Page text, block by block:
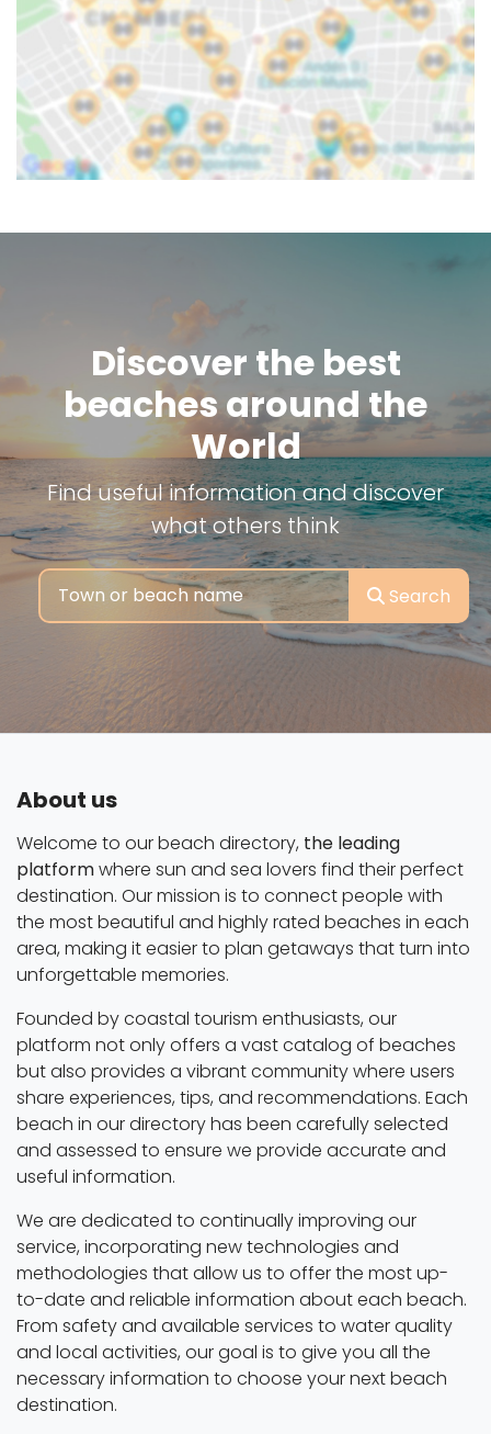
Discover the best
beaches around the
World
Find useful information and discover
what others think
Search
About us
Welcome to our beach directory, the leading
platformwhere sun and sea lovers find their perfect
destination. Our mission is to connect people with
the most beautiful and highly rated beaches in each
area, making it easier to plan getaways that turn into
unforgettable memories.
Founded by coastal tourism enthusiasts, our
platform not only offers a vast catalog of beaches
but also provides a vibrant community where users
share experiences, tips, and recommendations. Each
beach in our directory has been carefully selected
and assessed to ensure we provide accurate and
useful information.
We are dedicated to continually improving our
service, incorporating new technologies and
methodologies that allow us to offer the most up-
to-date and reliable information about each beach.
From safety and available services to water quality
and local activities, our goal is to give you all the
necessary information to choose your next beach
destination.